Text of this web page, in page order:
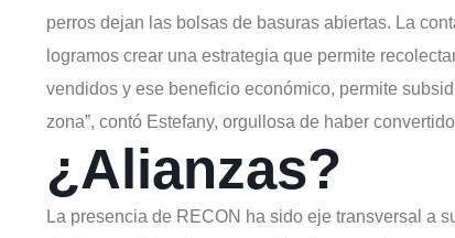
perros dejan las bolsas de basuras abiertas. La
logramos crear una estrategia que permite
vendidos y ese beneficio económico, permite
zona”, contó Estefany, orgullosa de haber
¿Alianzas?
La presencia de RECON ha sido eje transversal a